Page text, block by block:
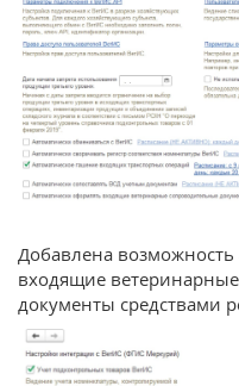
Добавлена
входящие
документы средствами